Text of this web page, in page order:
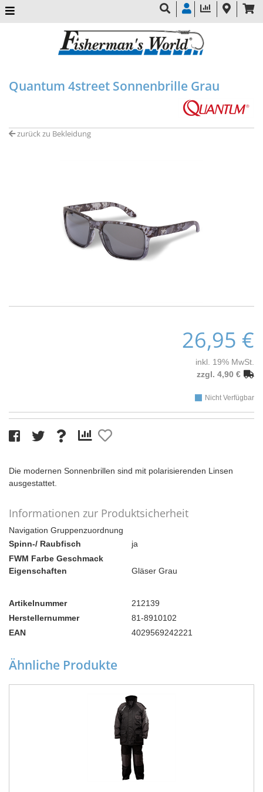
Quantum 4street Sonnenbrille Grau
zurück zu Bekleidung
26,95 €
inkl. 19% MwSt.
zzgl. 4,90 €
Nicht Verfügbar
Die modernen Sonnenbrillen sind mit polarisierenden Linsen
ausgestattet.
Informationen zur Produktsicherheit
Navigation Gruppenzuordnung
Spinn-/ Raubfisch
ja
FWM Farbe Geschmack
Eigenschaften
Gläser Grau
Artikelnummer
212139
Herstellernummer
81-8910102
EAN
4029569242221
Ähnliche Produkte